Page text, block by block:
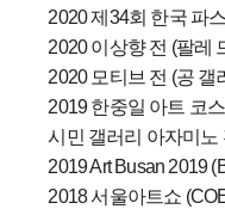
2020 제34회 한국 파
2020 이상향 전 (팔레
2020 모티브 전 (공 갤
2019 한중일 아트 코
시민 갤러리 아자미노
2019 Art Busan 2019
2018 서울아트쇼